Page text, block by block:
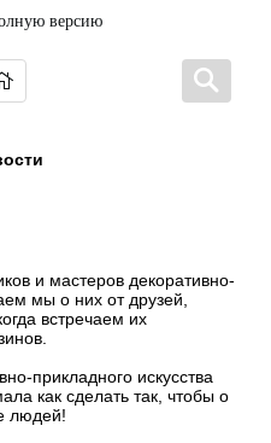
версию
и мастеров декоративно-
мы о них от друзей,
встречаем их
прикладного искусства
как сделать так, чтобы о
людей!